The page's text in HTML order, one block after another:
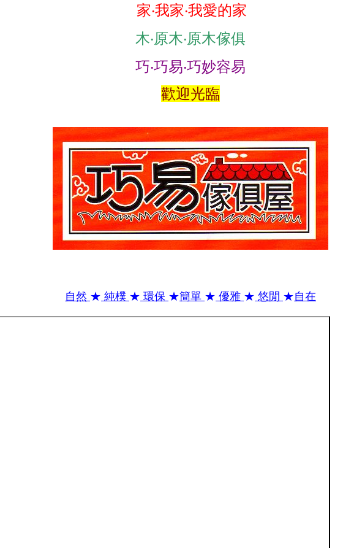
家‧我家‧我愛的家
木‧原木‧原木傢俱
巧‧巧易‧巧妙容易
歡迎光臨
自然 ★ 純樸 ★ 環保 ★簡單 ★ 優雅 ★ 悠閒 ★自在